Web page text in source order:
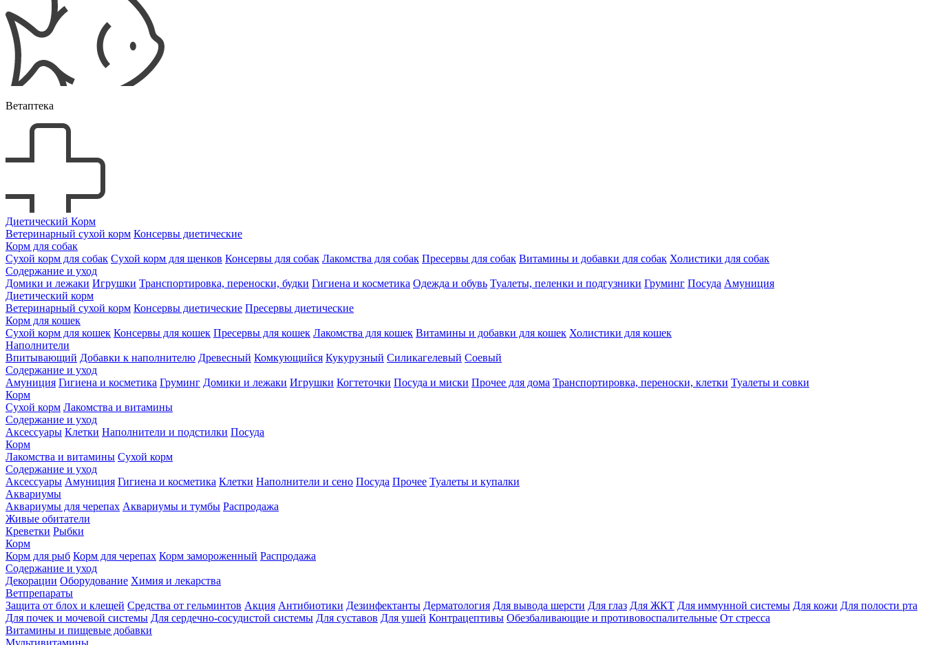
Ветаптека
Диетический Корм
Ветеринарный сухой корм Консервы диетические
Корм для собак
Сухой корм для собак Сухой корм для щенков Консервы для собак Лакомства для собак Пресервы для собак Витамины и добавки для собак Холистики для собак
Содержание и уход
Домики и лежаки Игрушки Транспортировка, переноски, будки Гигиена и косметика Одежда и обувь Туалеты, пеленки и подгузники Груминг Посуда Амуниция
Диетический корм
Ветеринарный сухой корм Консервы диетические Пресервы диетические
Корм для кошек
Сухой корм для кошек Консервы для кошек Пресервы для кошек Лакомства для кошек Витамины и добавки для кошек Холистики для кошек
Наполнители
Впитывающий Добавки к наполнителю Древесный Комкующийся Кукурузный Силикагелевый Соевый
Содержание и уход
Амуниция Гигиена и косметика Груминг Домики и лежаки Игрушки Когтеточки Посуда и миски Прочее для дома Транспортировка, переноски, клетки Туалеты и совки
Корм
Сухой корм Лакомства и витамины
Содержание и уход
Аксессуары Клетки Наполнители и подстилки Посуда
Корм
Лакомства и витамины Сухой корм
Содержание и уход
Аксессуары Амуниция Гигиена и косметика Клетки Наполнители и сено Посуда Прочее Туалеты и купалки
Аквариумы
Аквариумы для черепах Аквариумы и тумбы Распродажа
Живые обитатели
Креветки Рыбки
Корм
Корм для рыб Корм для черепах Корм замороженный Распродажа
Содержание и уход
Декорации Оборудование Химия и лекарства
Ветпрепараты
Защита от блох и клещей Средства от гельминтов Акция Антибиотики Дезинфектанты Дерматология Для вывода шерсти Для глаз Для ЖКТ Для иммунной системы Для кожи Для полости рта
Для почек и мочевой системы Для сердечно-сосудистой системы Для суставов Для ушей Контрацептивы Обезбаливающие и противовоспалительные От стресса
Витамины и пищевые добавки
Мультивитамины